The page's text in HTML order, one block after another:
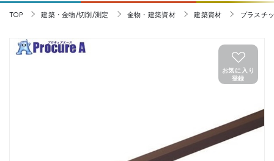
TOP 建築・金物/切削/測定 金物・建築資材 建築資材 プラスチ
お気に入り
登録